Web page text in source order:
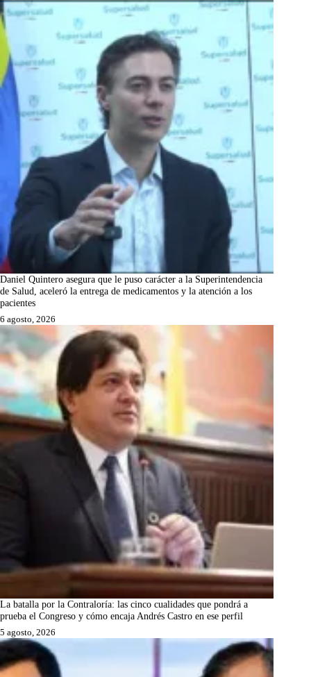
Daniel Quintero asegura que le puso carácter a la Superintendencia
de Salud, aceleró la entrega de medicamentos y la atención a los
pacientes
6 agosto, 2026
La batalla por la Contraloría: las cinco cualidades que pondrá a
prueba el Congreso y cómo encaja Andrés Castro en ese perfil
5 agosto, 2026